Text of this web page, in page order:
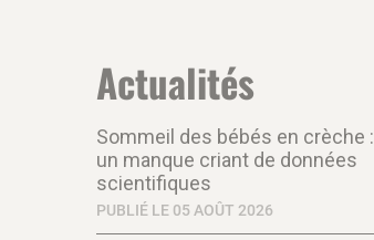
Actualités
Sommeil des bébés en crèche :
un manque criant de données
scientifiques
PUBLIÉ LE 05 AOÛT 2026